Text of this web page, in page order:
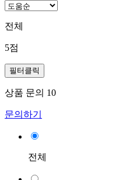
전체
5점
필터클릭
상품 문의 10
문의하기
전체